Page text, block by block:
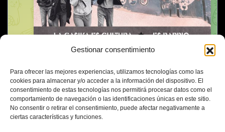
Gestionar consentimiento
Para ofrecer las mejores experiencias, utilizamos tecnologías como las
cookies para almacenar y/o acceder a la información del dispositivo. El
consentimiento de estas tecnologías nos permitirá procesar datos como el
comportamiento de navegación o las identificaciones únicas en este sitio.
No consentir o retirar el consentimiento, puede afectar negativamente a
ciertas características y funciones.